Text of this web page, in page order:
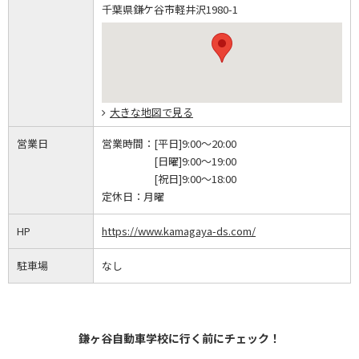
千葉県鎌ケ谷市軽井沢1980-1
大きな地図で見る
営業日 営業時間： [平日]9:00～20:00
[日曜]9:00～19:00
[祝日]9:00～18:00
定休日： 月曜
HP https://www.kamagaya-ds.com/
駐車場 なし
鎌ヶ谷自動車学校に行く前にチェック！